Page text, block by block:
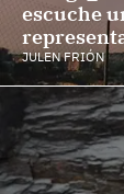
escuche
JULEN FRIÓN